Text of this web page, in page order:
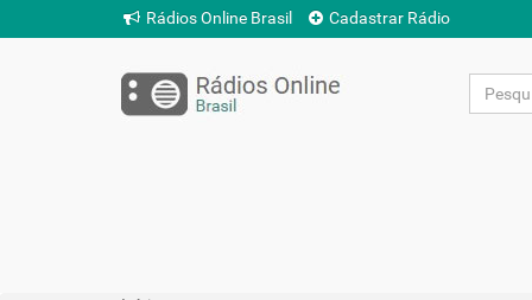
Rádios Online Brasil Cadastrar Rádio